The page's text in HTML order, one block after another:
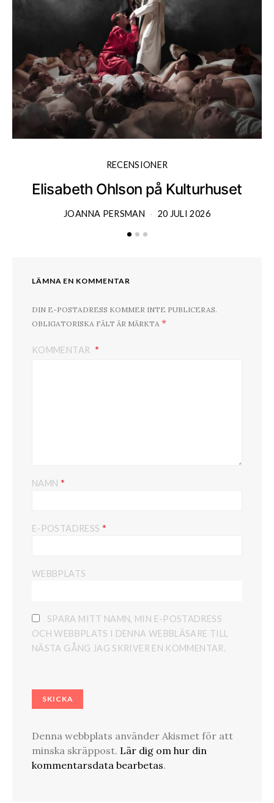
RECENSIONER
Elisabeth Ohlson på Kulturhuset
JOANNA PERSMAN 20 JULI 2026
LÄMNA EN KOMMENTAR
DIN E-POSTADRESS KOMMER INTE PUBLICERAS.
OBLIGATORISKA FÄLT ÄR MÄRKTA *
KOMMENTAR
NAMN *
E-POSTADRESS *
WEBBPLATS
SPARA MITT NAMN, MIN E-POSTADRESS
OCH WEBBPLATS I DENNA WEBBLÄSARE TILL
NÄSTA GÅNG JAG SKRIVER EN KOMMENTAR.
Denna webbplats använder Akismet för att
minska skräppost. Lär dig om hur din
kommentarsdata bearbetas.